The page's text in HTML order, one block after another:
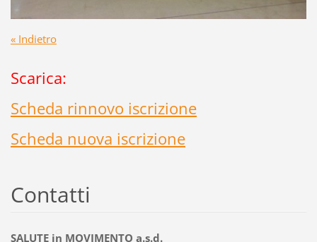
« Indietro
Scarica:
Scheda rinnovo iscrizione
Scheda nuova iscrizione
Contatti
SALUTE in MOVIMENTO a.s.d.